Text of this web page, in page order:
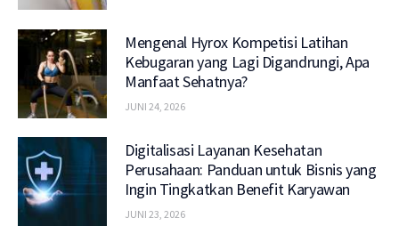
Mengenal Hyrox Kompetisi Latihan
Kebugaran yang Lagi Digandrungi, Apa
Manfaat Sehatnya?
JUNI 24, 2026
Digitalisasi Layanan Kesehatan
Perusahaan: Panduan untuk Bisnis yang
Ingin Tingkatkan Benefit Karyawan
JUNI 23, 2026